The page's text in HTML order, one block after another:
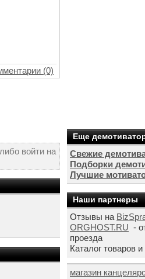
(0)
войти на
Еще
Свежие
Подборки
Лучшие
Наши партнеры
Отзывы на
ORGHOST.RU -
проезда
Каталог товаров и
магазин